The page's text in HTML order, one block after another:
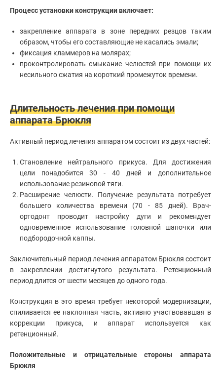
Процесс установки конструкции включает:
закрепление аппарата в зоне передних резцов таким
образом, чтобы его составляющие не касались эмали;
фиксация кламмеров на молярах;
проконтролировать смыкание челюстей при помощи их
несильного сжатия на короткий промежуток времени.
Длительность лечения при помощи
аппарата Брюкля
Активный период лечения аппаратом состоит из двух частей:
Становление нейтрального прикуса. Для достижения
цели понадобится 30 - 40 дней и дополнительное
использование резиновой тяги.
Расширение челюсти. Получение результата потребует
большего количества времени (70 - 85 дней). Врач-
ортодонт проводит настройку дуги и рекомендует
одновременное использование головной шапочки или
подбородочной каппы.
Заключительный период лечения аппаратом Брюкля состоит
в закреплении достигнутого результата. Ретенционный
период длится от шести месяцев до одного года.
Конструкция в это время требует некоторой модернизации,
спиливается ее наклонная часть, активно участвовавшая в
коррекции прикуса, и аппарат используется как
ретенционный.
Положительные и отрицательные стороны аппарата
Брюкля